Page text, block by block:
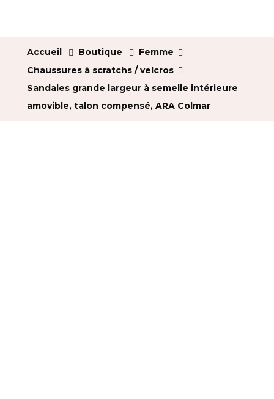
Accueil Boutique
Femme
Chaussures à scratchs / velcros
Sandales grande largeur à semelle intérieure
amovible, talon compensé, ARA Colmar